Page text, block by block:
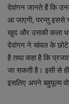
देवांगन जानते हैं कि उनके
आ जाएगी, परन्तु इससे
खुद और उसकी कला
देवांगन ने चांवल के
है तथा कहा है कि
जा सकती है। इसी से
इसलिए अपने बहुमूल्य